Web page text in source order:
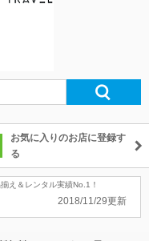
お気に入りのお店に登録す
る
え＆レンタル実績No.1！
2018/11/29更新